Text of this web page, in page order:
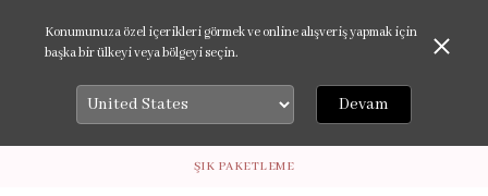
Konumunuza özel içerikleri görmek ve online alışveriş yapmak için
başka bir ülkeyi veya bölgeyi seçin.
Devam
ŞIK PAKETLEME